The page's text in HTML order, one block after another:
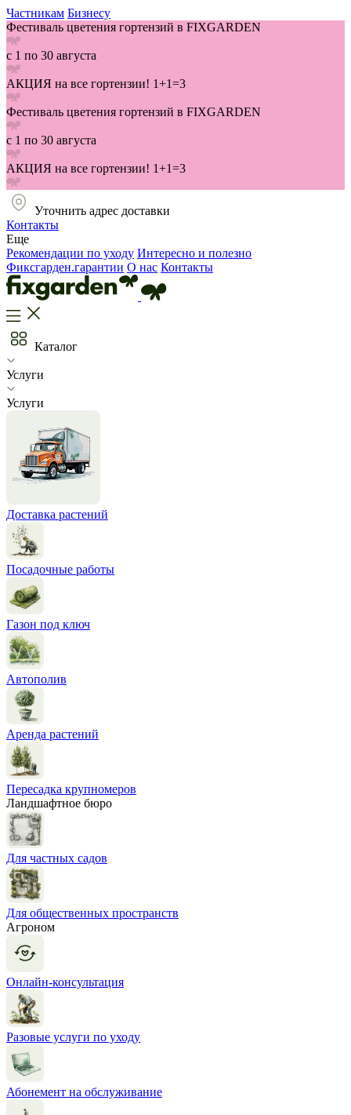
Частникам Бизнесу
Фестиваль цветения гортензий в FIXGARDEN
с 1 по 30 августа
АКЦИЯ на все гортензии! 1+1=3
Фестиваль цветения гортензий в FIXGARDEN
с 1 по 30 августа
АКЦИЯ на все гортензии! 1+1=3
Уточнить адрес доставки
Контакты
Еще
Рекомендации по уходу Интересно и полезно
Фиксгарден.гарантии О нас Контакты
Каталог
Услуги
Услуги
Доставка растений
Посадочные работы
Газон под ключ
Автополив
Аренда растений
Пересадка крупномеров
Ландшафтное бюро
Для частных садов
Для общественных пространств
Агроном
Онлайн-консультация
Разовые услуги по уходу
Абонемент на обслуживание